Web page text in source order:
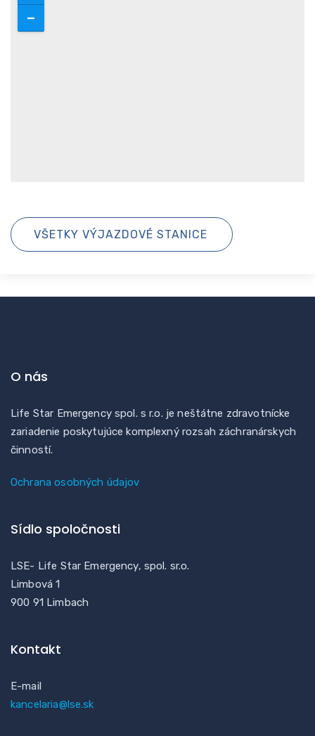
VŠETKY VÝJAZDOVÉ STANICE
O nás
Life Star Emergency spol. s r.o. je neštátne zdravotnícke
zariadenie poskytujúce komplexný rozsah záchranárskych
činností.
Ochrana osobných údajov
Sídlo spoločnosti
LSE- Life Star Emergency, spol. sr.o.
Limbová 1
900 91 Limbach
Kontakt
E-mail
kancelaria@lse.sk